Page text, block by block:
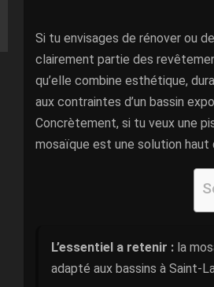
Si tu envisages de rénover ou
clairement partie des
qu’elle combine esthétique,
aux contraintes d’un bassin
Concrètement, si tu veux une
mosaïque est une solution haut
L’essentiel a retenir : la
adapté aux bassins à Saint-